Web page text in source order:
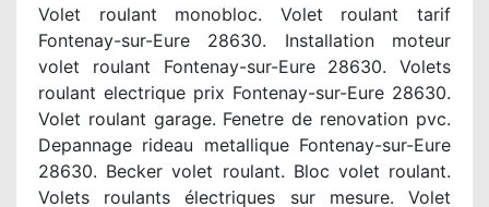
Volet roulant monobloc. Volet roulant tarif
Fontenay-sur-Eure 28630. Installation moteur
volet roulant Fontenay-sur-Eure 28630. Volets
roulant electrique prix Fontenay-sur-Eure 28630.
Volet roulant garage. Fenetre de renovation pvc.
Depannage rideau metallique Fontenay-sur-Eure
28630. Becker volet roulant. Bloc volet roulant.
Volets roulants électriques sur mesure. Volet